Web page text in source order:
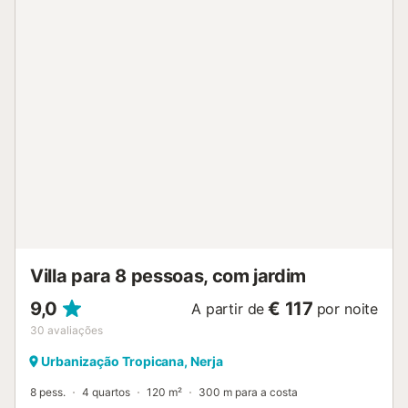
Villa para 8 pessoas, com jardim
9,0
30 avaliações
A partir de € 117 por noite
Urbanização Tropicana, Nerja
8 pess. 4 quartos 120 m² 300 m para a costa